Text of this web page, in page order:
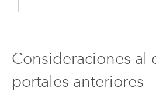
Consideraciones al
portales anteriores